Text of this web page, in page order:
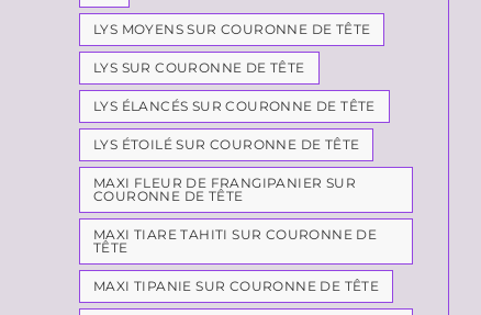
LYS MOYENS SUR COURONNE DE TÊTE
LYS SUR COURONNE DE TÊTE
LYS ÉLANCÉS SUR COURONNE DE TÊTE
LYS ÉTOILÉ SUR COURONNE DE TÊTE
MAXI FLEUR DE FRANGIPANIER SUR
COURONNE DE TÊTE
MAXI TIARE TAHITI SUR COURONNE DE
TÊTE
MAXI TIPANIE SUR COURONNE DE TÊTE